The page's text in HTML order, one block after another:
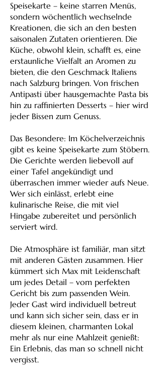
Speisekarte – keine starren Menüs,
sondern wöchentlich wechselnde
Kreationen, die sich an den besten
saisonalen Zutaten orientieren. Die
Küche, obwohl klein, schafft es, eine
erstaunliche Vielfalt an Aromen zu
bieten, die den Geschmack Italiens
nach Salzburg bringen. Von frischen
Antipasti über hausgemachte Pasta bis
hin zu raffinierten Desserts – hier wird
jeder Bissen zum Genuss.
Das Besondere: Im Köchelverzeichnis
gibt es keine Speisekarte zum Stöbern.
Die Gerichte werden liebevoll auf
einer Tafel angekündigt und
überraschen immer wieder aufs Neue.
Wer sich einlässt, erlebt eine
kulinarische Reise, die mit viel
Hingabe zubereitet und persönlich
serviert wird.
Die Atmosphäre ist familiär, man sitzt
mit anderen Gästen zusammen. Hier
kümmert sich Max mit Leidenschaft
um jedes Detail – vom perfekten
Gericht bis zum passenden Wein.
Jeder Gast wird individuell betreut
und kann sich sicher sein, dass er in
diesem kleinen, charmanten Lokal
mehr als nur eine Mahlzeit genießt:
Ein Erlebnis, das man so schnell nicht
vergisst.